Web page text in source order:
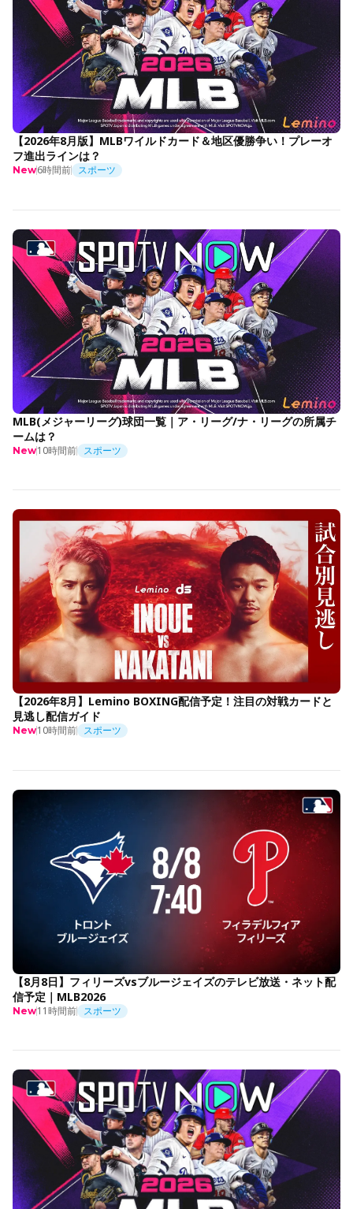
【2026年8月版】MLBワイルドカード＆地区優勝争い！プレーオ
フ進出ラインは？
New6時間前 スポーツ
MLB(メジャーリーグ)球団一覧｜ア・リーグ/ナ・リーグの所属チ
ームは？
New10時間前 スポーツ
【2026年8月】Lemino BOXING配信予定！注目の対戦カードと
見逃し配信ガイド
New10時間前 スポーツ
【8月8日】フィリーズvsブルージェイズのテレビ放送・ネット配
信予定｜MLB2026
New11時間前 スポーツ